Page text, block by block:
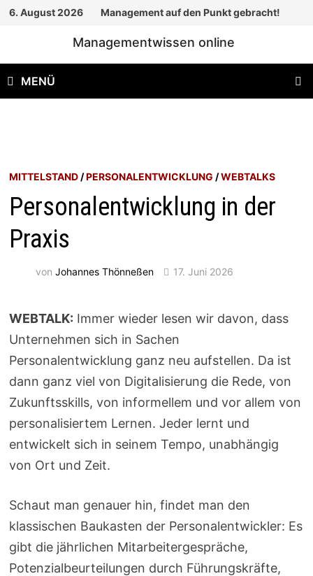
Zum
6. August 2026 Management auf den Punkt gebracht!
Managementwissen online
MENÜ
MITTELSTAND /PERSONALENTWICKLUNG /WEBTALKS
Personalentwicklung in der
Praxis
vonJohannes Thönneßen 17. Juni 2026
WEBTALK: Immer wieder lesen wir davon, dass
Unternehmen sich in Sachen
Personalentwicklung ganz neu aufstellen. Da ist
dann ganz viel von Digitalisierung die Rede, von
Zukunftsskills, von informellem und vor allem von
personalisiertem Lernen. Jeder lernt und
entwickelt sich in seinem Tempo, unabhängig
von Ort und Zeit.
Schaut man genauer hin, findet man den
klassischen Baukasten der Personalentwickler: Es
gibt die jährlichen Mitarbeitergespräche,
Potenzialbeurteilungen durch Führungskräfte,